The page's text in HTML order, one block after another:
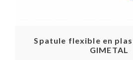
Spatule flexible en
GIMETAL